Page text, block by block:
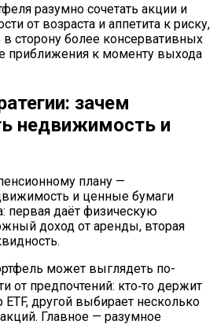
разумно сочетать акции и
от возраста и аппетита к риску,
сторону более консервативных
приближения к моменту выхода
зачем
недвижимость и
плану —
и ценные бумаги
первая даёт физическую
доход от аренды, вторая
может выглядеть по-
от предпочтений: кто‑то держит
ETF, другой выбирает несколько
Главное — разумное